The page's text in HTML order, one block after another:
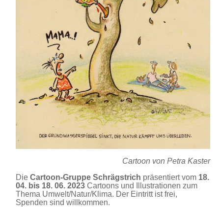
Cartoon von Petra Kaster
Die Cartoon-Gruppe Schrägstrich präsentiert vom 18.
04. bis 18. 06. 2023 Cartoons und Illustrationen zum
Thema Umwelt/Natur/Klima. Der Eintritt ist frei,
Spenden sind willkommen.